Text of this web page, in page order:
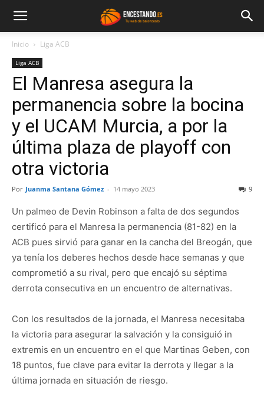
Inicio Liga ACB
Liga ACB
El Manresa asegura la
permanencia sobre la bocina
y el UCAM Murcia, a por la
última plaza de playoff con
otra victoria
Por Juanma Santana Gómez - 14 mayo 2023 9
Un palmeo de Devin Robinson a falta de dos segundos
certificó para el Manresa la permanencia (81-82) en la
ACB pues sirvió para ganar en la cancha del Breogán, que
ya tenía los deberes hechos desde hace semanas y que
comprometió a su rival, pero que encajó su séptima
derrota consecutiva en un encuentro de alternativas.
Con los resultados de la jornada, el Manresa necesitaba
la victoria para asegurar la salvación y la consiguió in
extremis en un encuentro en el que Martinas Geben, con
18 puntos, fue clave para evitar la derrota y llegar a la
última jornada en situación de riesgo.